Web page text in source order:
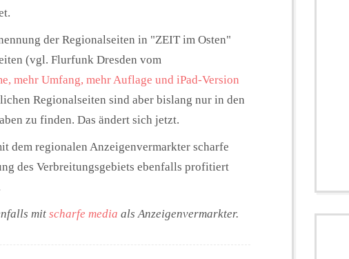
der Regionalseiten in "ZEIT im Osten"
(vgl. Flurfunk Dresden vom
mehr Umfang, mehr Auflage und iPad-Version
Regionalseiten sind aber bislang nur in den
zu finden. Das ändert sich jetzt.
dem regionalen Anzeigenvermarkter scharfe
des Verbreitungsgebiets ebenfalls profitiert
mit scharfe media als Anzeigenvermarkter.